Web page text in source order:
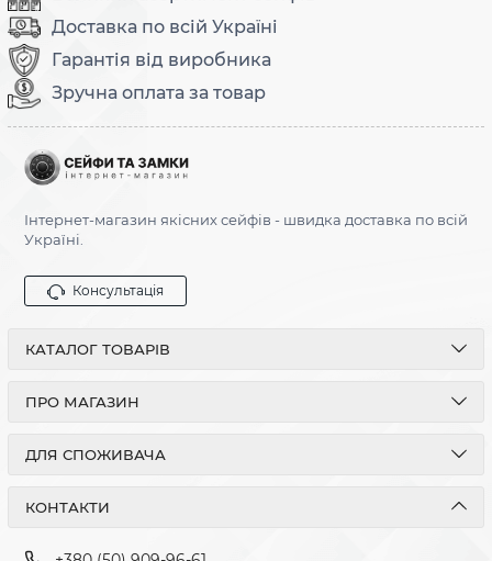
Доставка по всій Україні
Гарантія від виробника
Зручна оплата за товар
Інтернет-магазин якісних сейфів - швидка доставка по всій
Україні.
Консультація
КАТАЛОГ ТОВАРІВ
ПРО МАГАЗИН
ДЛЯ СПОЖИВАЧА
КОНТАКТИ